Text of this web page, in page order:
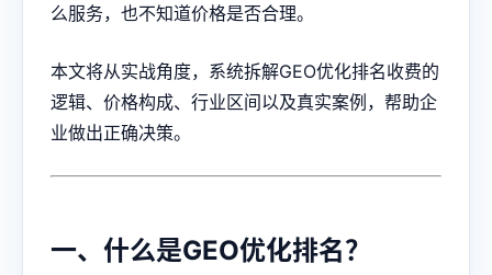
么服务，也不知道价格是否合理。
本文将从实战角度，系统拆解GEO优化排名收费的
逻辑、价格构成、行业区间以及真实案例，帮助企
业做出正确决策。
一、什么是GEO优化排名？